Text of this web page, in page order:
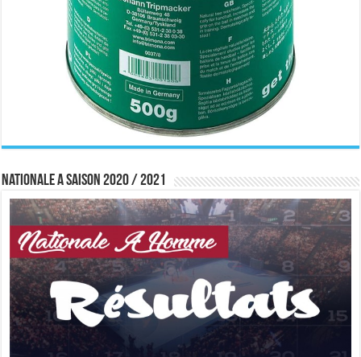
Nationale A saison 2020 / 2021